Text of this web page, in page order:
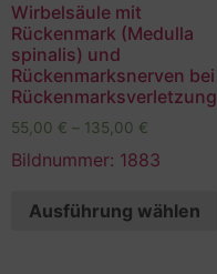
Wirbelsäule mit
Rückenmark (Medulla
spinalis) und
Rückenmarksnerven bei
Rückenmarksverletzung
55,00 € – 135,00 €
Bildnummer: 1883
Ausführung wählen